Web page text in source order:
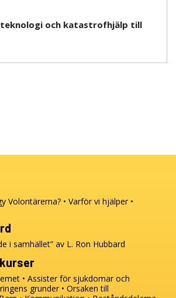
och katastrofhjälp till
Volontärerna? Varför vi hjälper
i samhället” av L. Ron Hubbard
Assister för sjukdomar och
grunder
Orsaken till